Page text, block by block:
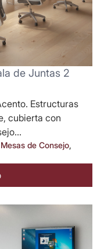
de Juntas 2
Estructuras
cubierta con
Mesas de Consejo,